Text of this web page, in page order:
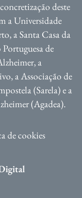
deste
a Universidade
a Santa Casa da
de
a
a Associação de
(Sarela) e a
(Agadea).
de cookies